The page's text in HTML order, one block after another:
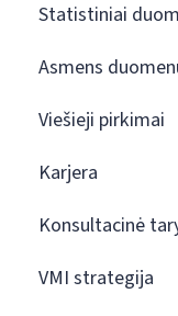
Statistiniai
Asmens
Viešieji pirkimai
Karjera
Konsultacinė
VMI strategija